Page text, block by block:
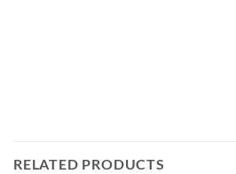
RELATED PRODUCTS